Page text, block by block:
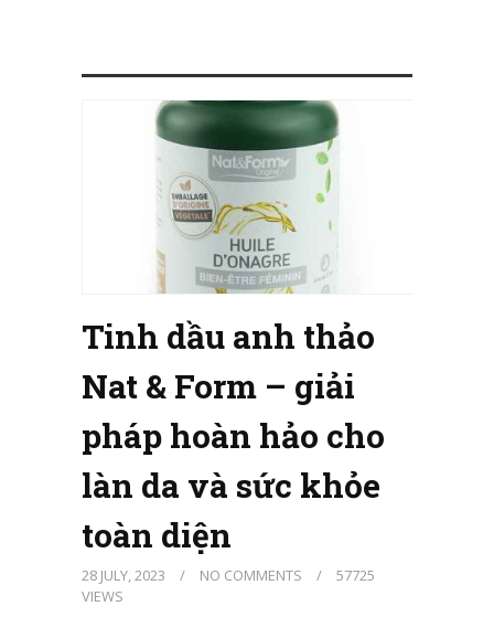
Tinh dầu anh thảo
Nat & Form – giải
pháp hoàn hảo cho
làn da và sức khỏe
toàn diện
28 JULY, 2023 / NO COMMENTS /
57725
VIEWS